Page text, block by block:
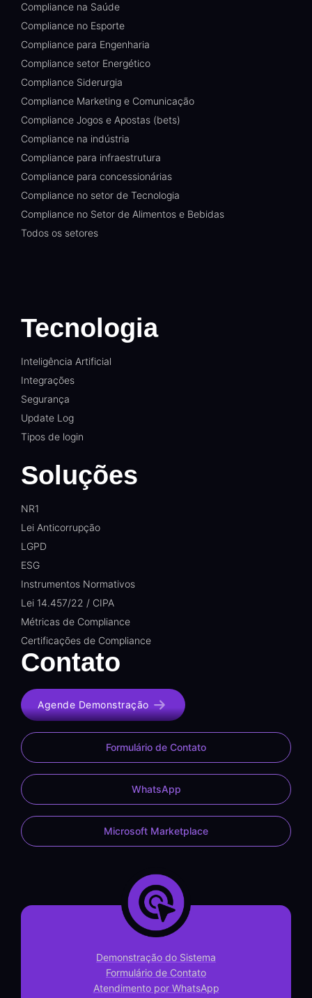
Compliance na Saúde
Compliance no Esporte
Compliance para Engenharia
Compliance setor Energético
Compliance Siderurgia
Compliance Marketing e Comunicação
Compliance Jogos e Apostas (bets)
Compliance na indústria
Compliance para infraestrutura
Compliance para concessionárias
Compliance no setor de Tecnologia
Compliance no Setor de Alimentos e Bebidas
Todos os setores
Tecnologia
Inteligência Artificial
Integrações
Segurança
Update Log
Tipos de login
Soluções
NR1
Lei Anticorrupção
LGPD
ESG
Instrumentos Normativos
Lei 14.457/22 / CIPA
Métricas de Compliance
Certificações de Compliance
Contato
Agende Demonstração
Formulário de Contato
WhatsApp
Microsoft Marketplace
Demonstração do Sistema
Formulário de Contato
Atendimento por WhatsApp